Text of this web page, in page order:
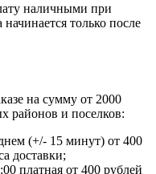
наличными при
только после
на сумму от 2000
районов и поселков:
(+/- 15 минут) от 400
доставки;
платная от 400 рублей